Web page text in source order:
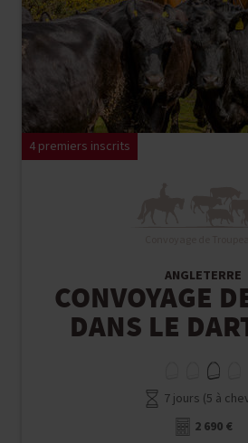
4 premiers inscrits
ANGLETERRE
CONVOYAGE
DANS LE
7 jours (5 à
2 690 €